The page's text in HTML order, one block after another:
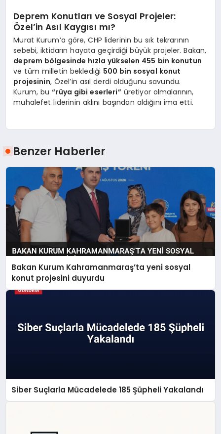
Deprem Konutları ve Sosyal Projeler:
Özel’in Asıl Kaygısı mı?
Murat Kurum’a göre, CHP liderinin bu sık tekrarının
sebebi, iktidarın hayata geçirdiği büyük projeler. Bakan,
deprem bölgesinde hızla yükselen 455 bin konutun
ve tüm milletin beklediği 500 bin sosyal konut
projesinin, Özel’in asıl derdi olduğunu savundu.
Kurum, bu“rüya gibi eserleri” üretiyor olmalarının,
muhalefet liderinin aklını başından aldığını ima etti.
Benzer Haberler
Bakan Kurum Kahramanmaraş’ta yeni sosyal
konut projesini duyurdu
Siber Suçlarla Mücadelede 185 Şüpheli Yakalandı